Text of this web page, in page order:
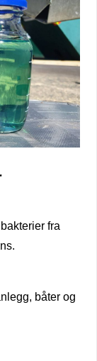
fra
båter og